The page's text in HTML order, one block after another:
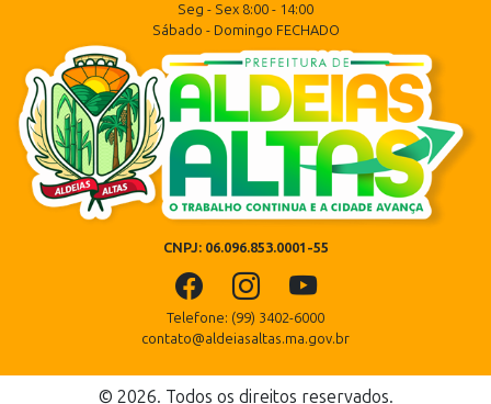
Seg - Sex 8:00 - 14:00
Sábado - Domingo FECHADO
CNPJ: 06.096.853.0001-55
Telefone: (99) 3402-6000
contato@aldeiasaltas.ma.gov.br
© 2026. Todos os direitos reservados.